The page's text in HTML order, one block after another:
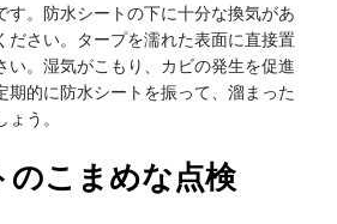
す。防水シートの下に十分な換気があ
ださい。タープを濡れた表面に直接置
い。湿気がこもり、カビの発生を促進
期的に防水シートを振って、溜まった
う。
のこまめな点検